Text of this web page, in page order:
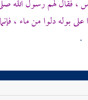
، فقال لهم رسول الله
بوله دلوا من ماء ،
.